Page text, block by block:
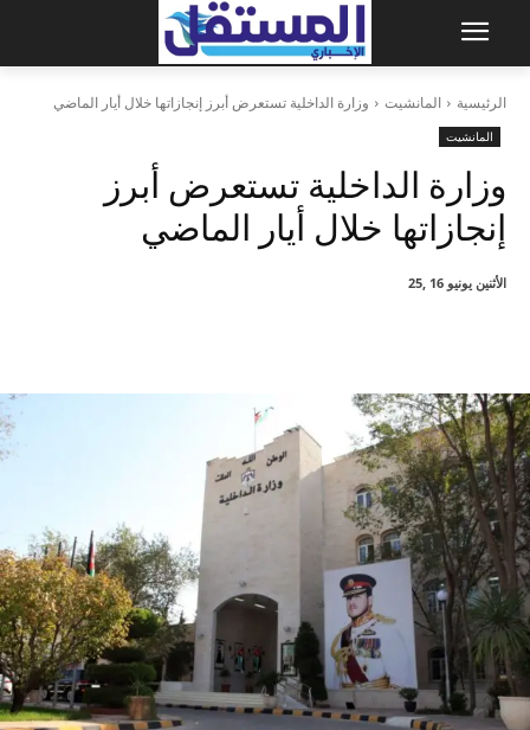
الرئيسية المانشيت وزارة الداخلية تستعرض أبرز إنجازاتها خلال أيار الماضي
المانشيت
وزارة الداخلية تستعرض أبرز
إنجازاتها خلال أيار الماضي
الأثنين يونيو 16 ,25